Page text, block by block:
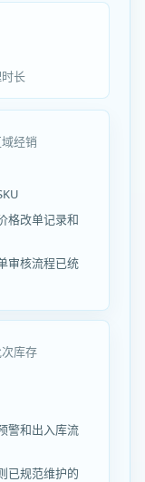
长
经销
格改单记录和
审核流程已统
库存
警和出入库流
已规范维护的